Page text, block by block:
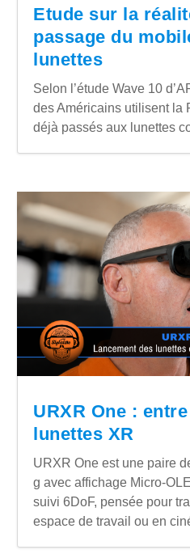
Etude sur la
passage du
lunettes
Selon l’étude Wave 10
des Américains utilisent la
déjà passés aux lunettes
URXR One :
lunettes XR
URXR One est une paire
g avec affichage Micro-
suivi 6DoF, pensée pour
espace de travail ou en